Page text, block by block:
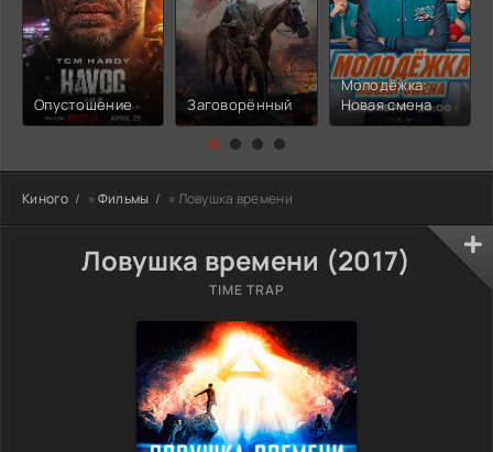
Опустошение Заговорённый
Молодёжка:
Новая смена
Киного » Фильмы » Ловушка времени
Ловушка времени (2017)
TIME TRAP